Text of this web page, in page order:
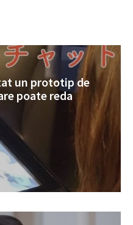
un prototip de
poate reda